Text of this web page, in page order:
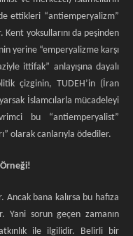
ettikleri “antiemperyalizm”
Kent yoksullarını da peşinden
yerine “emperyalizme karşı
ittifak” anlayışına dayalı
çizginin, TUDEH’in (İran
İslamcılarla mücadeleyi
bu “antiemperyalist”
olarak canlarıyla ödediler.
bana kalırsa bu hafıza
Yani sorun geçen zamanın
ile ilgilidir. Belirli bir